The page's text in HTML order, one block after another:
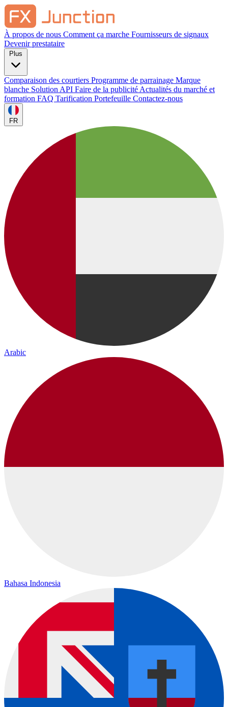
À propos de nous Comment ça marche Fournisseurs de signaux
Devenir prestataire
Comparaison des courtiers Programme de parrainage Marque
blanche Solution API Faire de la publicité Actualités du marché et
formation FAQ Tarification Portefeuille Contactez-nous
FR
Arabic
Bahasa Indonesia